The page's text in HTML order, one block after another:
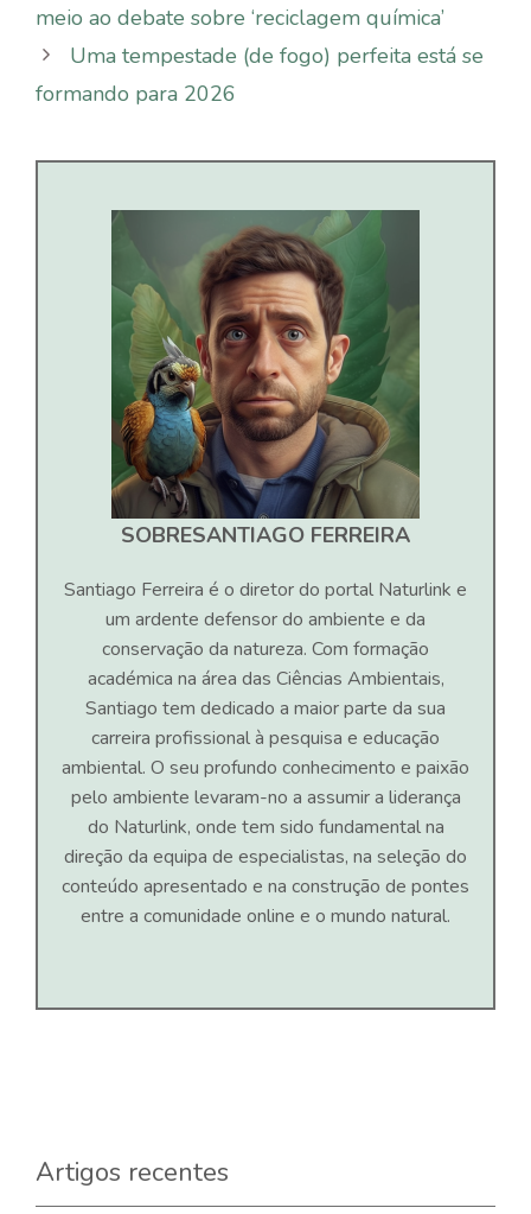
meio ao debate sobre ‘reciclagem química’
Uma tempestade (de fogo) perfeita está se
formando para 2026
SOBRESANTIAGO FERREIRA
Santiago Ferreira é o diretor do portal Naturlink e
um ardente defensor do ambiente e da
conservação da natureza. Com formação
académica na área das Ciências Ambientais,
Santiago tem dedicado a maior parte da sua
carreira profissional à pesquisa e educação
ambiental. O seu profundo conhecimento e paixão
pelo ambiente levaram-no a assumir a liderança
do Naturlink, onde tem sido fundamental na
direção da equipa de especialistas, na seleção do
conteúdo apresentado e na construção de pontes
entre a comunidade online e o mundo natural.
Artigos recentes